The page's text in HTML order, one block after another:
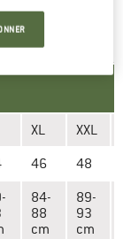
XL XXL
46 48
84-
88
cm
89-
93
cm